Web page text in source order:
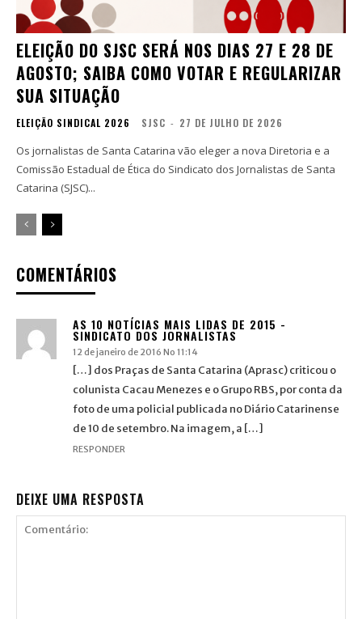
ELEIÇÃO DO SJSC SERÁ NOS DIAS 27 E 28 DE
AGOSTO; SAIBA COMO VOTAR E REGULARIZAR
SUA SITUAÇÃO
ELEIÇÃO SINDICAL 2026 SJSC - 27 DE JULHO DE 2026
Os jornalistas de Santa Catarina vão eleger a nova Diretoria e a
Comissão Estadual de Ética do Sindicato dos Jornalistas de Santa
Catarina (SJSC)...
COMENTÁRIOS
AS 10 NOTÍCIAS MAIS LIDAS DE 2015 -
SINDICATO DOS JORNALISTAS
12 de janeiro de 2016 No 11:14
[…] dos Praças de Santa Catarina (Aprasc) criticou o
colunista Cacau Menezes e o Grupo RBS, por conta da
foto de uma policial publicada no Diário Catarinense
de 10 de setembro. Na imagem, a […]
RESPONDER
DEIXE UMA RESPOSTA